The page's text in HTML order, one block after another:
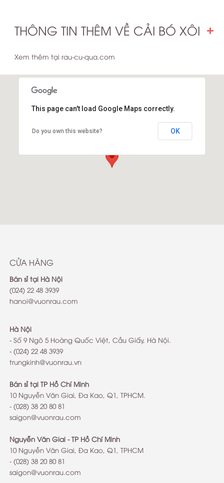
THÔNG TIN THÊM VỀ CẢI BÓ XÔI
Xem thêm tại rau-cu-qua.com
Kho vuonrau.com Q1
14B Đinh Tiên Hoàng P Đa Kao Q1 TPHCM
This page can't load Google Maps correctly.
Do you own this website? OK
CỬA HÀNG
Bán sỉ tại Hà Nội
(024) 22 48 3939
hanoi@vuonrau.com
Hà Nội
- Số 9 Ngõ 5 Hoàng Quốc Việt, Cầu Giấy, Hà Nội.
- (024) 22 48 3939
trungkinh@vuonrau.vn
Bán sỉ tại TP Hồ Chí Minh
10 Nguyễn Văn Giai, Đa Kao, Q1, TPHCM.
- (028) 38 20 80 81
saigon@vuonrau.com
Nguyễn Văn Giai - TP Hồ Chí Minh
10 Nguyễn Văn Giai, Đa Kao, Q1, TPHCM
- (028) 38 20 80 81
saigon@vuonrau.com